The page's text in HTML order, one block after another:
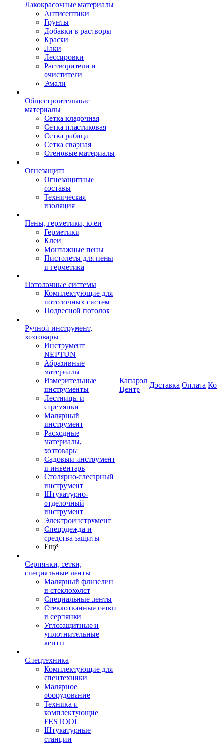
Лакокрасочные материалы
Антисептики
Грунты
Добавки в растворы
Краски
Лаки
Лессировки
Растворители и
очистители
Эмали
Общестроительные
материалы
Сетка кладочная
Сетка пластиковая
Сетка рабица
Сетка сварная
Стеновые материалы
Огнезащита
Огнезащитные
составы
Техническая
изоляция
Пены, герметики, клеи
Герметики
Клеи
Монтажные пены
Пистолеты для пены
и герметика
Потолочные системы
Комплектующие для
потолочных систем
Подвесной потолок
Ручной инструмент,
хозтовары
Инструмент
NEPTUN
Абразивные
материалы
Измерительные
инструменты
Лестницы и
стремянки
Малярный
инструмент
Расходные
материалы,
хозтовары
Садовый инструмент
и инвентарь
Столярно-слесарный
инструмент
Штукатурно-
отделочный
инструмент
Электроинструмент
Спецодежда и
средства защиты
Ещё
Серпянки, сетки,
специальные ленты
Малярный флизелин
и стеклохолст
Специальные ленты
Стеклотканные сетки
и серпянки
Углозащитные и
уплотнительные
ленты
Спецтехника
Комплектующие для
спецтехники
Малярное
оборудование
Техника и
комплектующие
FESTOOL
Штукатурные
станции
Капарол
Центр
Доставка Оплата